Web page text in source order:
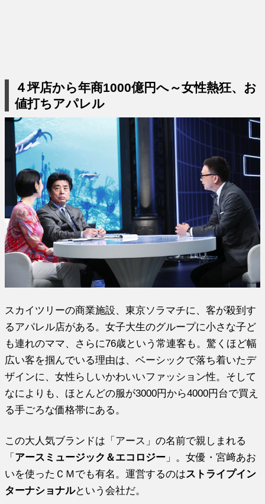
４坪店から年商1000億円へ～女性熱狂、お
値打ちアパレル
スカイツリーの商業施設、東京ソラマチに、客が殺到す
るアパレル店がある。女子大生のグループに小さな子ど
も連れのママ、さらに76歳という常連客も。驚くほど幅
広い客を掴んでいる理由は、ベーシックで落ち着いたデ
ザインに、女性らしいかわいいファッション性。そして
なによりも、ほとんどの服が3000円から4000円台で買え
る手ごろな価格帯にある。
この大人気ブランドは「アース」の名前で親しまれる
「 アースミュージック＆エコロジー 」。女優・宮﨑あお
いを使ったＣＭでも有名。運営するのはストライプイン
ターナショナルという会社だ。